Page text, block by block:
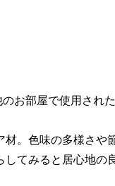
お部屋で使用され
。色味の多様さや
てみると居心地の